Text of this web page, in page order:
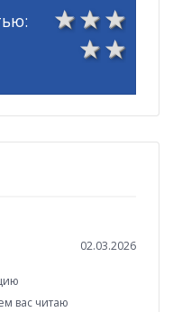
4
3
1
02.03.2026
вас читаю